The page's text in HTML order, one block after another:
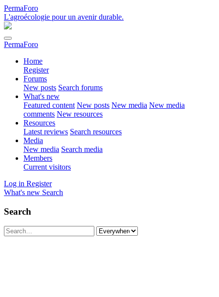
PermaForo
L'agroécologie pour un avenir durable.
PermaForo
Home
Register
Forums
New posts Search forums
What's new
Featured content New posts New media New media
comments New resources
Resources
Latest reviews Search resources
Media
New media Search media
Members
Current visitors
Log in Register
What's new Search
Search